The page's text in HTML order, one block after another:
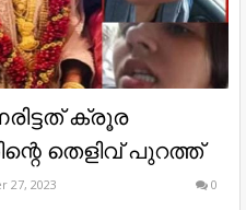
ക്രൂര
തെളിവ് പുറത്ത്
27, 2023 0